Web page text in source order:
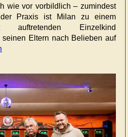
wie vor vorbildlich – zumindest
Praxis ist Milan zu einem
auftretenden Einzelkind
seinen Eltern nach Belieben auf